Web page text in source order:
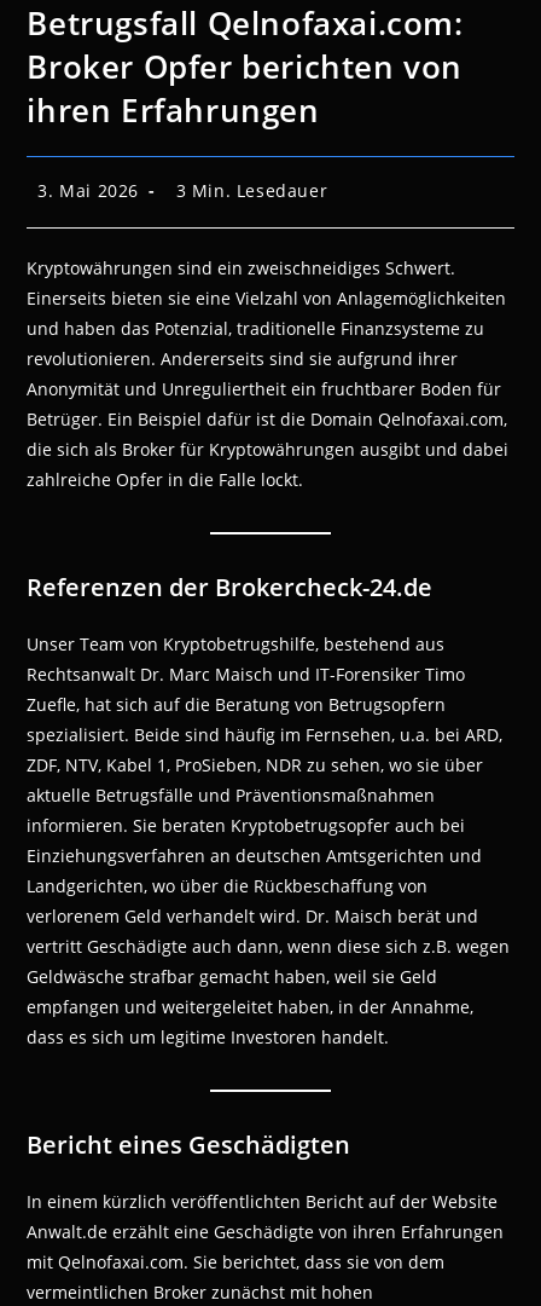
Betrugsfall Qelnofaxai.com:
Broker Opfer berichten von
ihren Erfahrungen
Beitrag
3. Mai 2026 Lesedauer:
3 Min. Lesedauer
Kryptowährungen sind ein zweischneidiges Schwert.
Einerseits bieten sie eine Vielzahl von Anlagemöglichkeiten
und haben das Potenzial, traditionelle Finanzsysteme zu
revolutionieren. Andererseits sind sie aufgrund ihrer
Anonymität und Unreguliertheit ein fruchtbarer Boden für
Betrüger. Ein Beispiel dafür ist die Domain Qelnofaxai.com,
die sich als Broker für Kryptowährungen ausgibt und dabei
zahlreiche Opfer in die Falle lockt.
Referenzen der Brokercheck-24.de
Unser Team von Kryptobetrugshilfe, bestehend aus
Rechtsanwalt Dr. Marc Maisch und IT-Forensiker Timo
Zuefle, hat sich auf die Beratung von Betrugsopfern
spezialisiert. Beide sind häufig im Fernsehen, u.a. bei ARD,
ZDF, NTV, Kabel 1, ProSieben, NDR zu sehen, wo sie über
aktuelle Betrugsfälle und Präventionsmaßnahmen
informieren. Sie beraten Kryptobetrugsopfer auch bei
Einziehungsverfahren an deutschen Amtsgerichten und
Landgerichten, wo über die Rückbeschaffung von
verlorenem Geld verhandelt wird. Dr. Maisch berät und
vertritt Geschädigte auch dann, wenn diese sich z.B. wegen
Geldwäsche strafbar gemacht haben, weil sie Geld
empfangen und weitergeleitet haben, in der Annahme,
dass es sich um legitime Investoren handelt.
Bericht eines Geschädigten
In einem kürzlich veröffentlichten Bericht auf der Website
Anwalt.de erzählt eine Geschädigte von ihren Erfahrungen
mit Qelnofaxai.com. Sie berichtet, dass sie von dem
vermeintlichen Broker zunächst mit hohen